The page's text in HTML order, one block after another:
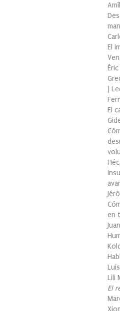
El
|
El
en
Lili
El